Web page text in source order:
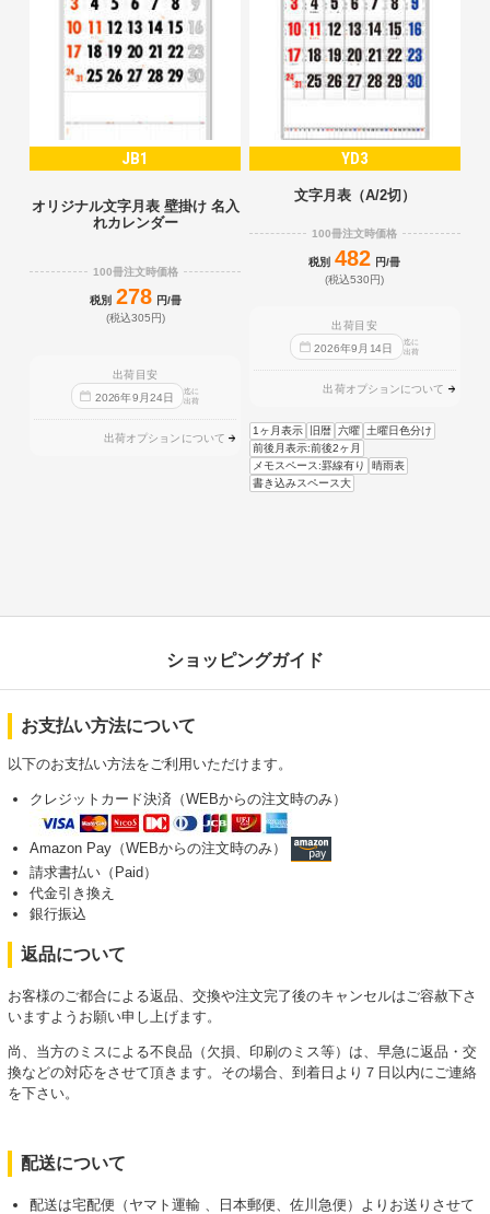
JB1
オリジナル文字月表 壁掛け 名入
れカレンダー
100冊注文時価格
税別 278 円/冊
(税込305円)
出荷目安
2026年9 月24日
迄に
出荷
出荷オプションについて
YD3
文字月表（A/2切）
100冊注文時価格
税別 482 円/冊
(税込530円)
出荷目安
2026年9 月 14日
迄に
出荷
出荷オプションについて
1ヶ月表示 旧暦 六曜 土曜日色分け
前後月表示:前後2ヶ月
メモスペース:罫線有り
晴雨表
書き込みスペース大
ショッピングガイド
お支払い方法について
以下のお支払い方法をご利用いただけます。
クレジットカード決済（WEBからの注文時のみ）
Amazon Pay（WEBからの注文時のみ）
請求書払い（Paid）
代金引き換え
銀行振込
返品について
お客様のご都合による返品、交換や注文完了後のキャンセルはご容赦下さ
いますようお願い申し上げます。
尚、当方のミスによる不良品（欠損、印刷のミス等）は、早急に返品・交
換などの対応をさせて頂きます。その場合、到着日より７日以内にご連絡
を下さい。
配送について
配送は宅配便（ヤマト運輸 、日本郵便、佐川急便）よりお送りさせて